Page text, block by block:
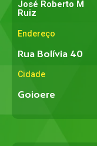
José Roberto M
Ruiz
Endereço
Rua Bolívia 40
Cidade
Goioere